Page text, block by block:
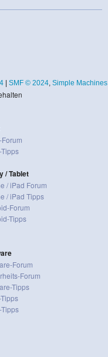
| SMF © 2024, Simple Machines
/ Tablet
/ iPad Forum
/ iPad Tipps
Forum
Tipps
Forum
Forum
Tipps